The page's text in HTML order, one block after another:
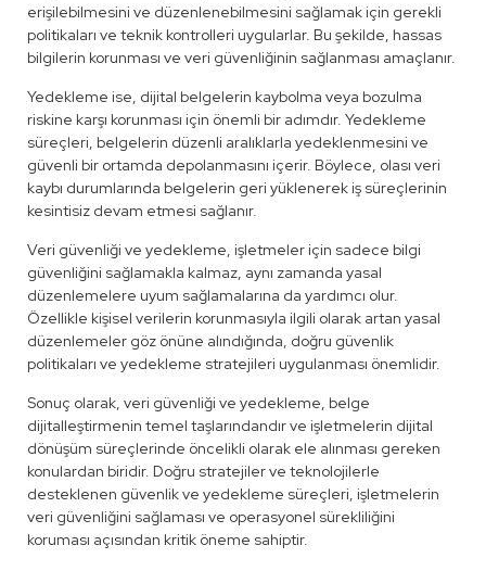
erişilebilmesini ve düzenlenebilmesini sağlamak için gerekli
politikaları ve teknik kontrolleri uygularlar. Bu şekilde, hassas
bilgilerin korunması ve veri güvenliğinin sağlanması amaçlanır.
Yedekleme ise, dijital belgelerin kaybolma veya bozulma
riskine karşı korunması için önemli bir adımdır. Yedekleme
süreçleri, belgelerin düzenli aralıklarla yedeklenmesini ve
güvenli bir ortamda depolanmasını içerir. Böylece, olası veri
kaybı durumlarında belgelerin geri yüklenerek iş süreçlerinin
kesintisiz devam etmesi sağlanır.
Veri güvenliği ve yedekleme, işletmeler için sadece bilgi
güvenliğini sağlamakla kalmaz, aynı zamanda yasal
düzenlemelere uyum sağlamalarına da yardımcı olur.
Özellikle kişisel verilerin korunmasıyla ilgili olarak artan yasal
düzenlemeler göz önüne alındığında, doğru güvenlik
politikaları ve yedekleme stratejileri uygulanması önemlidir.
Sonuç olarak, veri güvenliği ve yedekleme, belge
dijitalleştirmenin temel taşlarındandır ve işletmelerin dijital
dönüşüm süreçlerinde öncelikli olarak ele alınması gereken
konulardan biridir. Doğru stratejiler ve teknolojilerle
desteklenen güvenlik ve yedekleme süreçleri, işletmelerin
veri güvenliğini sağlaması ve operasyonel sürekliliğini
koruması açısından kritik öneme sahiptir.